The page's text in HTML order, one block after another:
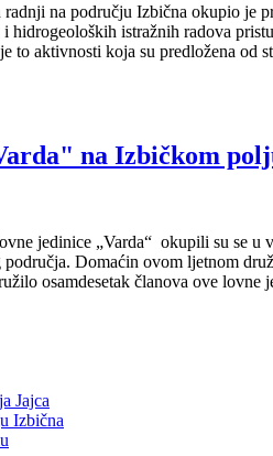
na području Izbična okupio je
hidrogeoloških istražnih radova
to aktivnosti koja su predložena od
na Izbičkom
jedinice „Varda“ okupili su se
područja. Domaćin ovom ljetnom
osamdesetak članova ove lovne
Jajca
Izbična